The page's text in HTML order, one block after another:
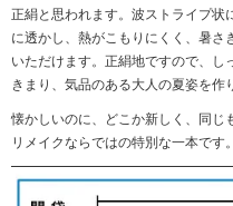
正絹と思われます。波ストライプ状
に透かし、熱がこもりにくく、暑さ
いただけます。正絹地ですので、し
きまり、気品のある大人の夏姿を作
懐かしいのに、どこか新しく、同じ
リメイクならではの特別な一本です。